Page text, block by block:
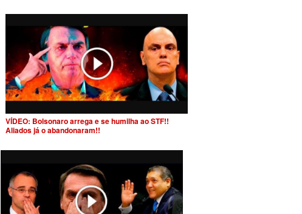
VÍDEO: Bolsonaro arrega e se humilha ao STF!!
Aliados já o abandonaram!!